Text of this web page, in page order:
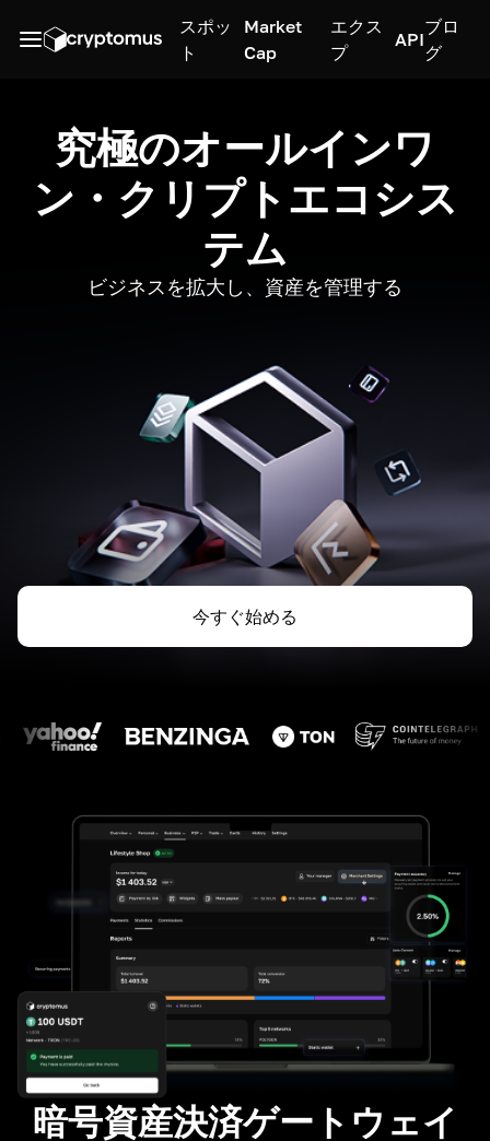
スポッ
ト
Market
Cap
エクス
プ
API
ブロ
グ
究極のオールインワ
ン・クリプトエコシス
テム
ビジネスを拡大し、資産を管理する
今すぐ始める
暗号資産決済ゲートウェイ